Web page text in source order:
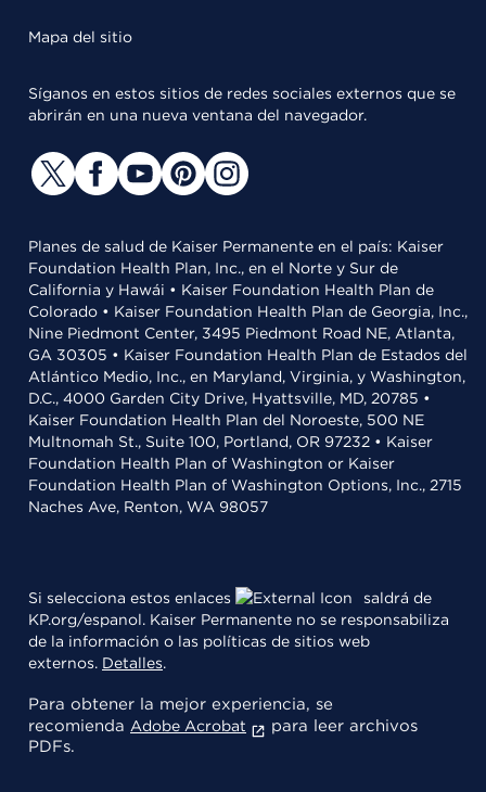
Mapa del sitio
Síganos en estos sitios de redes sociales externos que se
abrirán en una nueva ventana del navegador.
Planes de salud de Kaiser Permanente en el país: Kaiser
Foundation Health Plan, Inc., en el Norte y Sur de
California y Hawái • Kaiser Foundation Health Plan de
Colorado • Kaiser Foundation Health Plan de Georgia, Inc.,
Nine Piedmont Center, 3495 Piedmont Road NE, Atlanta,
GA 30305 • Kaiser Foundation Health Plan de Estados del
Atlántico Medio, Inc., en Maryland, Virginia, y Washington,
D.C., 4000 Garden City Drive, Hyattsville, MD, 20785 •
Kaiser Foundation Health Plan del Noroeste, 500 NE
Multnomah St., Suite 100, Portland, OR 97232 • Kaiser
Foundation Health Plan of Washington or Kaiser
Foundation Health Plan of Washington Options, Inc., 2715
Naches Ave, Renton, WA 98057
Si selecciona estos enlaces
saldrá de
KP.org/espanol. Kaiser Permanente no se responsabiliza
de la información o las políticas de sitios web
externos. Detalles.
Para obtener la mejor experiencia, se
recomienda Adobe Acrobat
para leer archivos
PDFs.